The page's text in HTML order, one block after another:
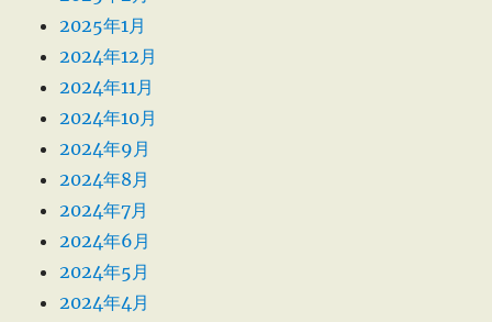
2025年1月
2024年12月
2024年11月
2024年10月
2024年9月
2024年8月
2024年7月
2024年6月
2024年5月
2024年4月